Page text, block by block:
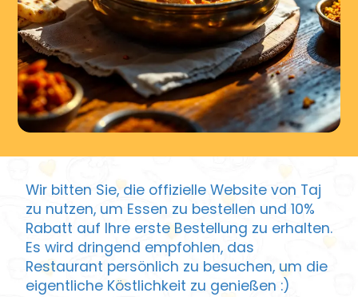
Wir bitten Sie, die offizielle Website von Taj
zu nutzen, um Essen zu bestellen und 10%
Rabatt auf Ihre erste Bestellung zu erhalten.
Es wird dringend empfohlen, das
Restaurant persönlich zu besuchen, um die
eigentliche Köstlichkeit zu genießen :)